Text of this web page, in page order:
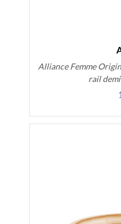
Alliance Femme
rail